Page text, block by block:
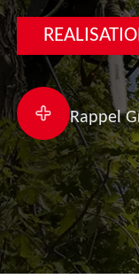
Rappel